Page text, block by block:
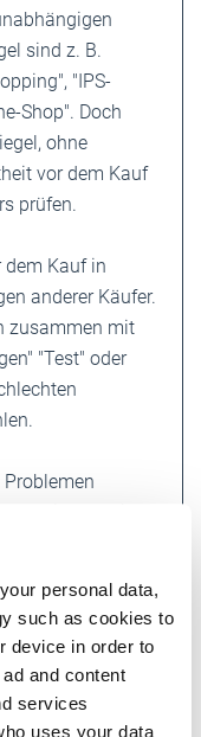
personal data,
such as cookies to
device in order to
and content
services
uses your data
sind z. B.
"IPS-
Shop". Doch
ohne
vor dem Kauf
prüfen.
dem Kauf in
anderer Käufer.
zusammen mit
"Test" oder
Problemen
Fragen
oder
nicht verfügbar,
die